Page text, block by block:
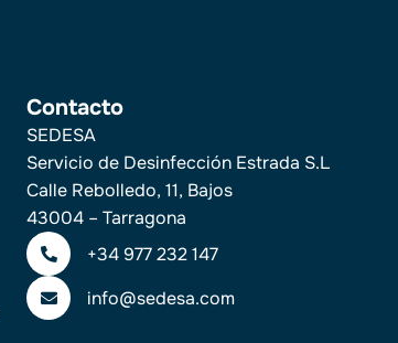
Contacto
SEDESA
Servicio de Desinfección Estrada S.L
Calle Rebolledo, 11, Bajos
43004 – Tarragona
+34 977 232 147
info@sedesa.com